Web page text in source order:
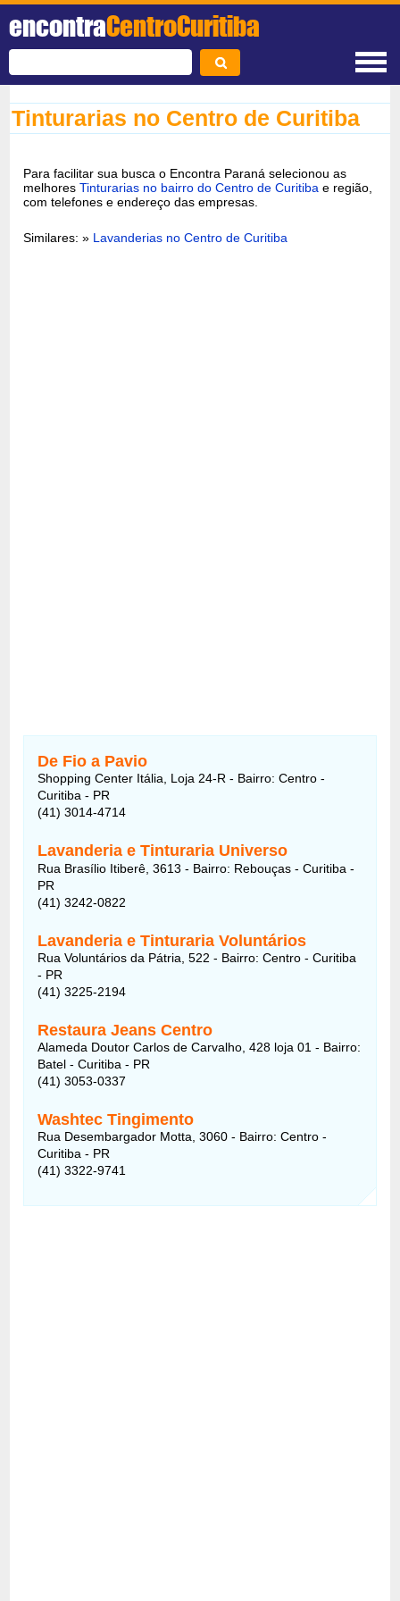
encontraCentroCuritiba
Tinturarias no Centro de Curitiba
Para facilitar sua busca o Encontra Paraná selecionou as
melhoresTinturarias no bairro do Centro de Curitiba e região,
com telefones e endereço das empresas.
Similares: » Lavanderias no Centro de Curitiba
De Fio a Pavio
Shopping Center Itália, Loja 24-R - Bairro: Centro -
Curitiba - PR
(41) 3014-4714
Lavanderia e Tinturaria Universo
Rua Brasílio Itiberê, 3613 - Bairro: Rebouças - Curitiba -
PR
(41) 3242-0822
Lavanderia e Tinturaria Voluntários
Rua Voluntários da Pátria, 522 - Bairro: Centro - Curitiba
- PR
(41) 3225-2194
Restaura Jeans Centro
Alameda Doutor Carlos de Carvalho, 428 loja 01 - Bairro:
Batel - Curitiba - PR
(41) 3053-0337
Washtec Tingimento
Rua Desembargador Motta, 3060 - Bairro: Centro -
Curitiba - PR
(41) 3322-9741